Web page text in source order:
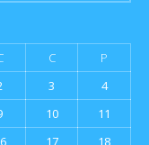
C
P
3
4
10
11
17 18